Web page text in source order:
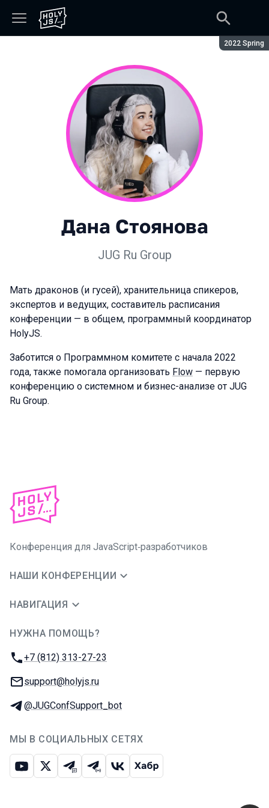
Сезон:
2022 Spring
Дана Стоянова
JUG Ru Group
Мать драконов (и гусей), хранительница спикеров,
экспертов и ведущих, составитель расписания
конференции — в общем, программный координатор
HolyJS.
Заботится о Программном комитете с начала 2022
года, также помогала организовать Flow — первую
конференцию о системном и бизнес-анализе от JUG
Ru Group.
Конференция для JavaScript‑разработчиков
НАШИ КОНФЕРЕНЦИИ
НАВИГАЦИЯ
НУЖНА ПОМОЩЬ?
Телефон:
+7 (812) 313-27-23
E-mail:
support@holyjs.ru
Телеграм:
@JUGConfSupport_bot
МЫ В СОЦИАЛЬНЫХ СЕТЯХ
ЮтубИкс Телеграм-чат
Телеграм-канал
ВКонтакте
Хабр